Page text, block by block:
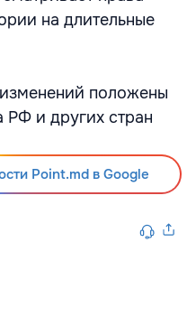
на длительные
положены
РФ и других стран
Point.md в Google